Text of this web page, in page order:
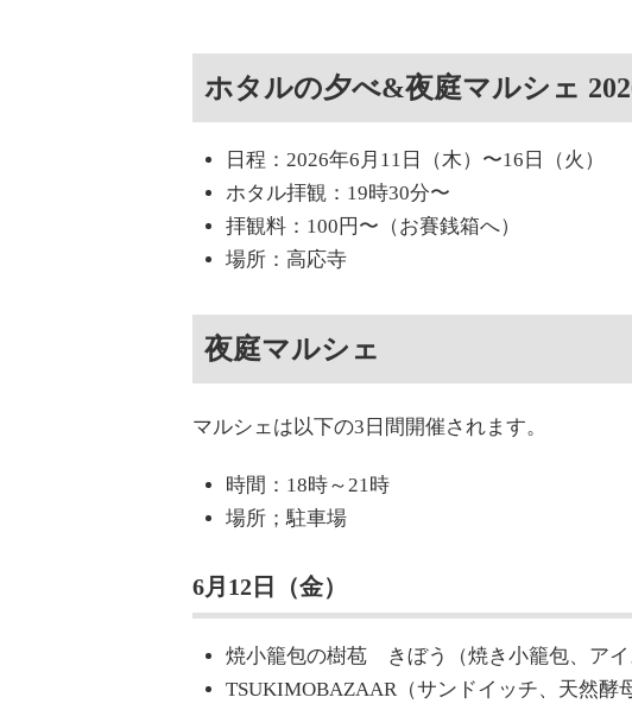
ホタルの夕べ&夜庭マルシェ
日程：2026年6月11日（木）〜16日（火）
ホタル拝観：19時30分〜
拝観料：100円〜（お賽銭箱へ）
場所：高応寺
夜庭マルシェ
マルシェは以下の3日間開催されます。
時間：18時～21時
場所；駐車場
6月12日（金）
焼小籠包の樹苞 きぼう（焼き小籠包、アイ
TSUKIMOBAZAAR（サンドイッチ、天然酵